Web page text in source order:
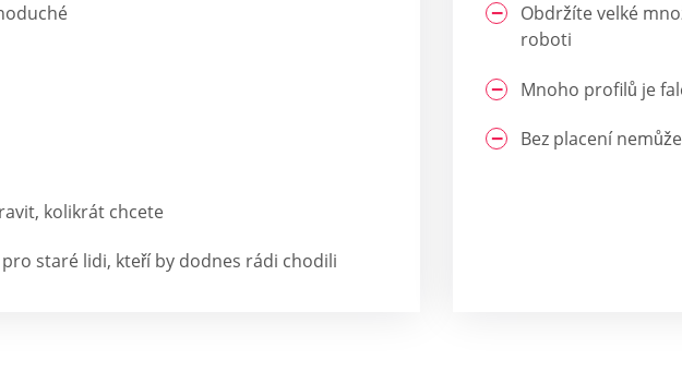
kolikrát chcete
staré lidi, kteří by dodnes rádi chodili
Obdržíte velké
roboti
Mnoho profilů je
Bez placení